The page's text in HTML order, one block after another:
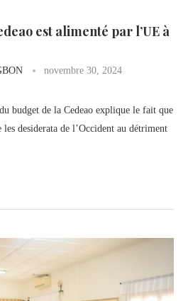
est alimenté par l’UE à
novembre 30, 2024
budget de la Cedeao explique le fait que
desiderata de l’Occident au détriment